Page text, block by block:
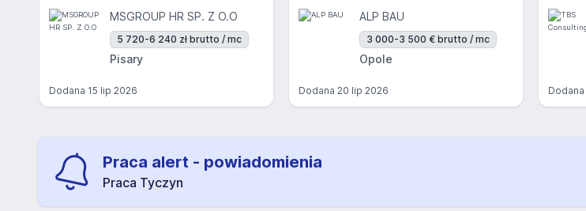
MSGROUP HR SP. Z O.O
5 720-6 240 zł brutto / mc
Pisary
Dodana 15 lip 2026
ALP BAU
3 000-3 500 € brutto / mc
Opole
Dodana 20 lip 2026 Dodana
Praca alert - powiadomienia
Praca Tyczyn